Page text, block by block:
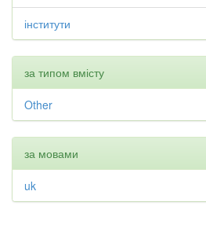
інститути
за типом вмісту
Other
за мовами
uk